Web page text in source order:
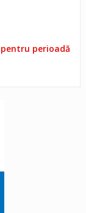
pentru perioadă